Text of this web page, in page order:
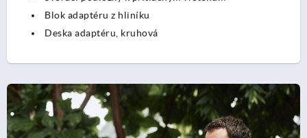
Blok adaptéru z hliníku
Deska adaptéru, kruhová